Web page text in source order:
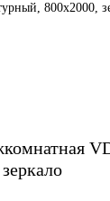
800х2000,